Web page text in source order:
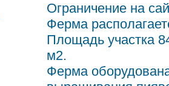
Ограничение на
Ферма
Площадь участка
м2.
Ферма